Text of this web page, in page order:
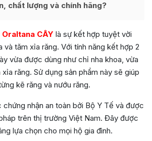
chất lượng và chính hãng?
CÂY là sự kết hợp tuyệt vời
và tăm xỉa răng. Với tính năng kết hợp 2
vừa được dùng như chỉ nha khoa, vừa
răng. Sử dụng sản phẩm này sẽ giúp
kẽ răng và nướu răng.
chứng nhận an toàn bởi Bộ Y Tế và được
trên thị trường Việt Nam. Đây được
lựa chọn cho mọi hộ gia đình.